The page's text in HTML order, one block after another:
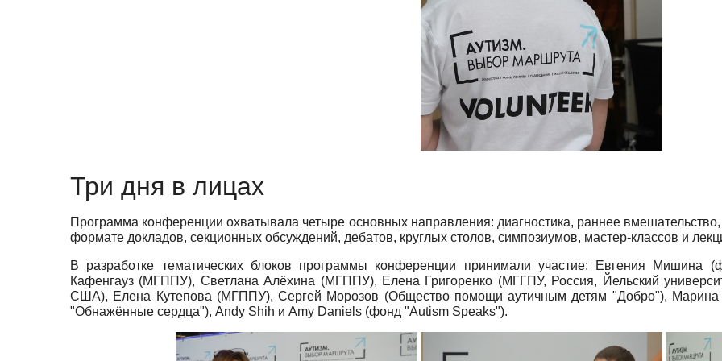
Три дня в лицах
Программа конференции охватывала четыре основных направления: диагностика, раннее
формате докладов, секционных обсуждений, дебатов, круглых столов, симпозиумов, мастер-классов и
В разработке тематических блоков программы конференции принимали участие: Евгения
Кафенгауз (МГППУ), Светлана Алёхина (МГППУ), Елена Григоренко (МГГПУ, Россия, Йельский
США), Елена Кутепова (МГППУ), Сергей Морозов (Общество помощи аутичным детям "Добро"),
"Обнажённые сердца"), Andy Shih и Amy Daniels (фонд "Autism Speaks").